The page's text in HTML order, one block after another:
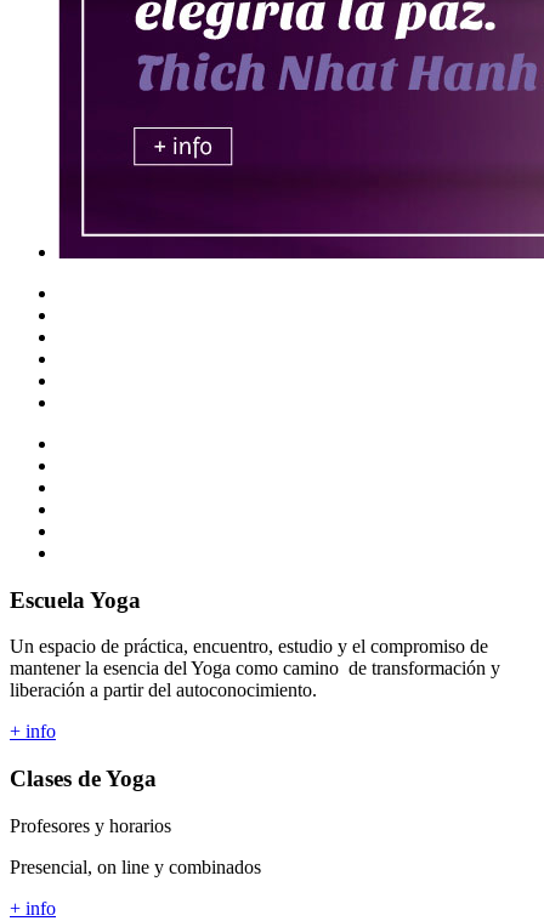
Escuela Yoga
Un espacio de práctica, encuentro, estudio y el compromiso de
mantener la esencia del Yoga como camino de transformación y
liberación a partir del autoconocimiento.
+ info
Clases de Yoga
Profesores y horarios
Presencial, on line y combinados
+ info